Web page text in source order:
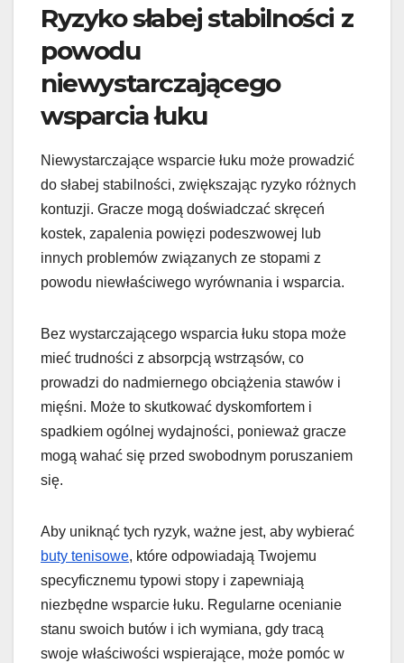
Ryzyko słabej stabilności z
powodu
niewystarczającego
wsparcia łuku
Niewystarczające wsparcie łuku może prowadzić
do słabej stabilności, zwiększając ryzyko różnych
kontuzji. Gracze mogą doświadczać skręceń
kostek, zapalenia powięzi podeszwowej lub
innych problemów związanych ze stopami z
powodu niewłaściwego wyrównania i wsparcia.
Bez wystarczającego wsparcia łuku stopa może
mieć trudności z absorpcją wstrząsów, co
prowadzi do nadmiernego obciążenia stawów i
mięśni. Może to skutkować dyskomfortem i
spadkiem ogólnej wydajności, ponieważ gracze
mogą wahać się przed swobodnym poruszaniem
się.
Aby uniknąć tych ryzyk, ważne jest, aby wybierać
buty tenisowe, które odpowiadają Twojemu
specyficznemu typowi stopy i zapewniają
niezbędne wsparcie łuku. Regularne ocenianie
stanu swoich butów i ich wymiana, gdy tracą
swoje właściwości wspierające, może pomóc w